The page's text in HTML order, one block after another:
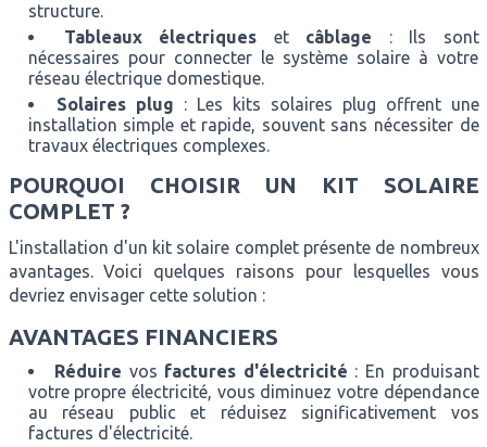
structure.
Tableaux électriques et câblage : Ils sont
nécessaires pour connecter le système solaire à votre
réseau électrique domestique.
Solaires plug : Les kits solaires plug offrent une
installation simple et rapide, souvent sans nécessiter de
travaux électriques complexes.
POURQUOI CHOISIR UN KIT SOLAIRE
COMPLET ?
L'installation d'un kit solaire complet présente de nombreux
avantages. Voici quelques raisons pour lesquelles vous
devriez envisager cette solution :
AVANTAGES FINANCIERS
Réduire vos factures d'électricité : En produisant
votre propre électricité, vous diminuez votre dépendance
au réseau public et réduisez significativement vos
factures d'électricité.